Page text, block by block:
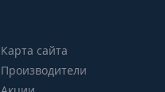
Карта сайта
Производители